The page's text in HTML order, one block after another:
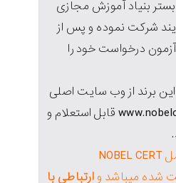
بنیاد آموزش مجازی
شرکت نموده و پس از
درخواست خود را
برند از وب سایت اصلی
آن به نشانی www.nobelcert.org قابل استعلام و
این کمپانی با نام کامل NOBEL CERT
ارتباطی با